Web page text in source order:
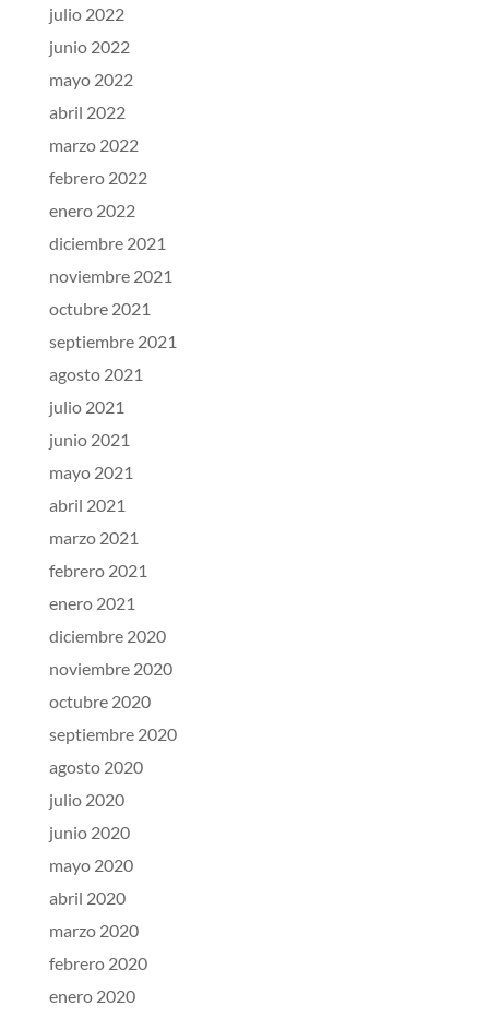
julio 2022
junio 2022
mayo 2022
abril 2022
marzo 2022
febrero 2022
enero 2022
diciembre 2021
noviembre 2021
octubre 2021
septiembre 2021
agosto 2021
julio 2021
junio 2021
mayo 2021
abril 2021
marzo 2021
febrero 2021
enero 2021
diciembre 2020
noviembre 2020
octubre 2020
septiembre 2020
agosto 2020
julio 2020
junio 2020
mayo 2020
abril 2020
marzo 2020
febrero 2020
enero 2020